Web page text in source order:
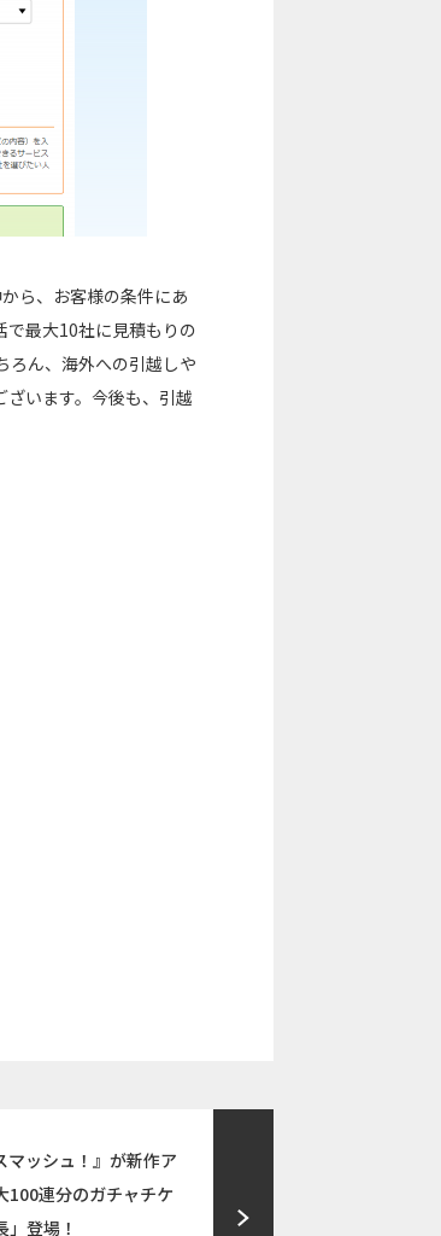
ら、お客様の条件にあ
で最大10社に見積もりの
ろん、海外への引越しや
います。今後も、引越
マッシュ！』が新作ア
100連分のガチャチケ
登場！